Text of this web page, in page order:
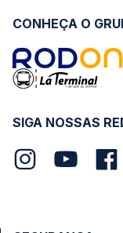
SIGA NOSSAS
CONHEÇA O